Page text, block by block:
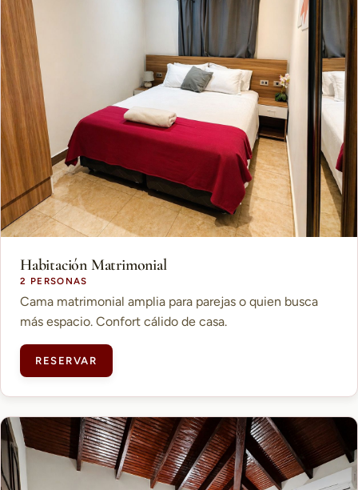
Habitación Matrimonial
2 PERSONAS
Cama matrimonial amplia para parejas o quien busca
más espacio. Confort cálido de casa.
RESERVAR